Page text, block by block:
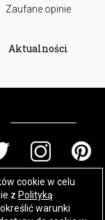
17
cookie w celu
z Polityką
określić warunki
Zaufane opinie
Aktualności